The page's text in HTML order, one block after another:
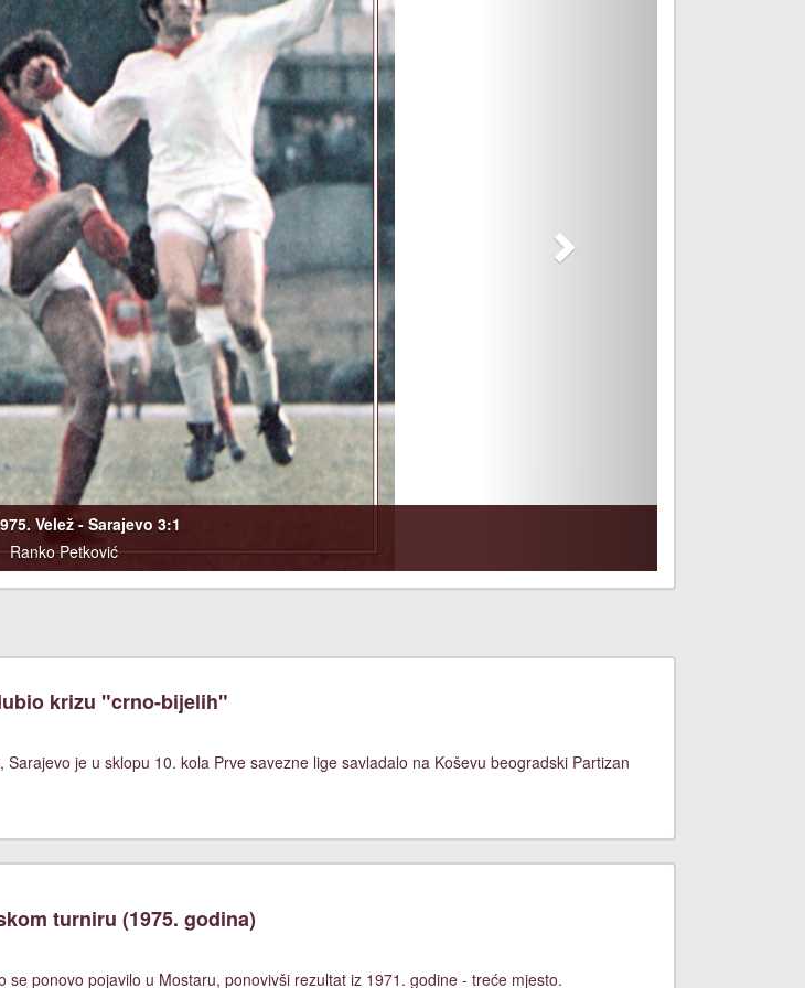
Velež - Sarajevo 3:1
Ranko Petković
krizu "crno-bijelih"
je u sklopu 10. kola Prve savezne lige savladalo na Koševu beogradski Partizan
turniru (1975. godina)
se ponovo pojavilo u Mostaru, ponovivši rezultat iz 1971. godine - treće mjesto.